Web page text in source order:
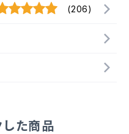
(206)
した商品